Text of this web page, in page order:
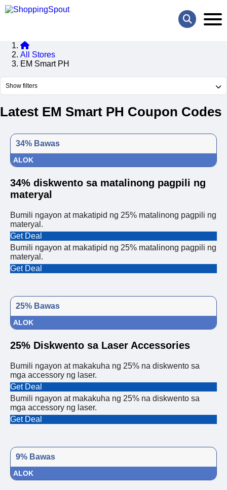
All Stores
EM Smart PH
Show filters
Latest EM Smart PH Coupon Codes
34% Bawas
ALOK
34% diskwento sa matalinong pagpili ng
materyal
Bumili ngayon at makatipid ng 25% matalinong pagpili ng
materyal.
Get Deal
Bumili ngayon at makatipid ng 25% matalinong pagpili ng
materyal.
Get Deal
25% Bawas
ALOK
25% Diskwento sa Laser Accessories
Bumili ngayon at makakuha ng 25% na diskwento sa
mga accessory ng laser.
Get Deal
Bumili ngayon at makakuha ng 25% na diskwento sa
mga accessory ng laser.
Get Deal
9% Bawas
ALOK